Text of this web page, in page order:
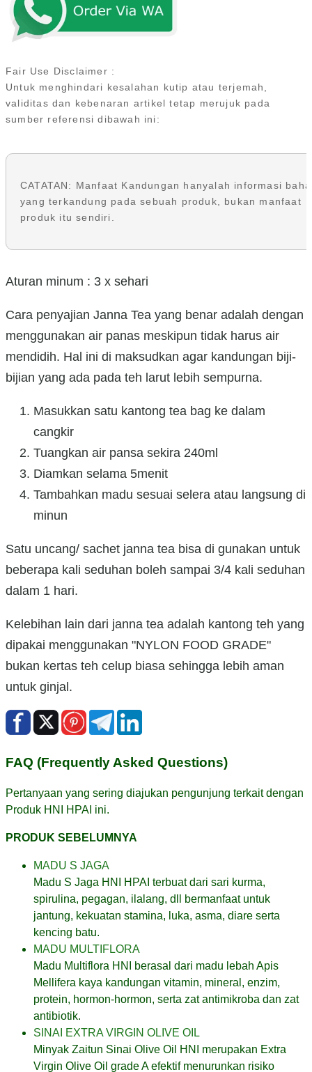
Fair Use Disclaimer :
Untuk menghindari kesalahan kutip atau terjemah,
validitas dan kebenaran artikel tetap merujuk pada
sumber referensi dibawah ini:
CATATAN: Manfaat Kandungan hanyalah informasi
yang terkandung pada sebuah produk, bukan manfaat
produk itu sendiri.
Aturan minum : 3 x sehari
Cara penyajian Janna Tea yang benar adalah dengan
menggunakan air panas meskipun tidak harus air
mendidih. Hal ini di maksudkan agar kandungan biji-
bijian yang ada pada teh larut lebih sempurna.
Masukkan satu kantong tea bag ke dalam
cangkir
Tuangkan air pansa sekira 240ml
Diamkan selama 5menit
Tambahkan madu sesuai selera atau langsung di
minun
Satu uncang/ sachet janna tea bisa di gunakan untuk
beberapa kali seduhan boleh sampai 3/4 kali seduhan
dalam 1 hari.
Kelebihan lain dari janna tea adalah kantong teh yang
dipakai menggunakan "NYLON FOOD GRADE"
bukan kertas teh celup biasa sehingga lebih aman
untuk ginjal.
FAQ (Frequently Asked Questions)
Pertanyaan yang sering diajukan pengunjung terkait dengan
Produk HNI HPAI ini.
PRODUK SEBELUMNYA
MADU S JAGA
Madu S Jaga HNI HPAI terbuat dari sari kurma,
spirulina, pegagan, ilalang, dll bermanfaat untuk
jantung, kekuatan stamina, luka, asma, diare serta
kencing batu.
MADU MULTIFLORA
Madu Multiflora HNI berasal dari madu lebah Apis
Mellifera kaya kandungan vitamin, mineral, enzim,
protein, hormon-hormon, serta zat antimikroba dan zat
antibiotik.
SINAI EXTRA VIRGIN OLIVE OIL
Minyak Zaitun Sinai Olive Oil HNI merupakan Extra
Virgin Olive Oil grade A efektif menurunkan risiko